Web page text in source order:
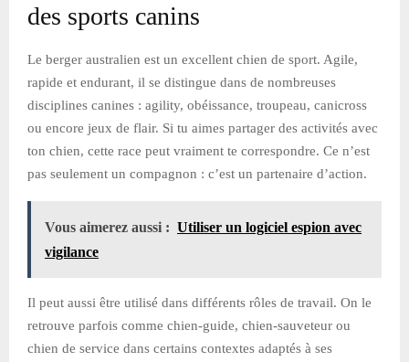
des sports canins
Le berger australien est un excellent chien de sport. Agile,
rapide et endurant, il se distingue dans de nombreuses
disciplines canines : agility, obéissance, troupeau, canicross
ou encore jeux de flair. Si tu aimes partager des activités avec
ton chien, cette race peut vraiment te correspondre. Ce n’est
pas seulement un compagnon : c’est un partenaire d’action.
Vous aimerez aussi : Utiliser un logiciel espion avec
vigilance
Il peut aussi être utilisé dans différents rôles de travail. On le
retrouve parfois comme chien-guide, chien-sauveteur ou
chien de service dans certains contextes adaptés à ses